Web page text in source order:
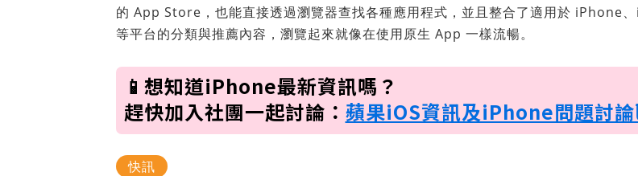
的 App Store，也能直接透過瀏覽器查找各種應用程式，並且整合了適用於 iPhone
等平台的分類與推薦內容，瀏覽起來就像在使用原生 App 一樣流暢。
📱想知道iPhone最新資訊嗎？
趕快加入社團一起討論： 蘋果iOS資訊及iPhone問題討論
快訊